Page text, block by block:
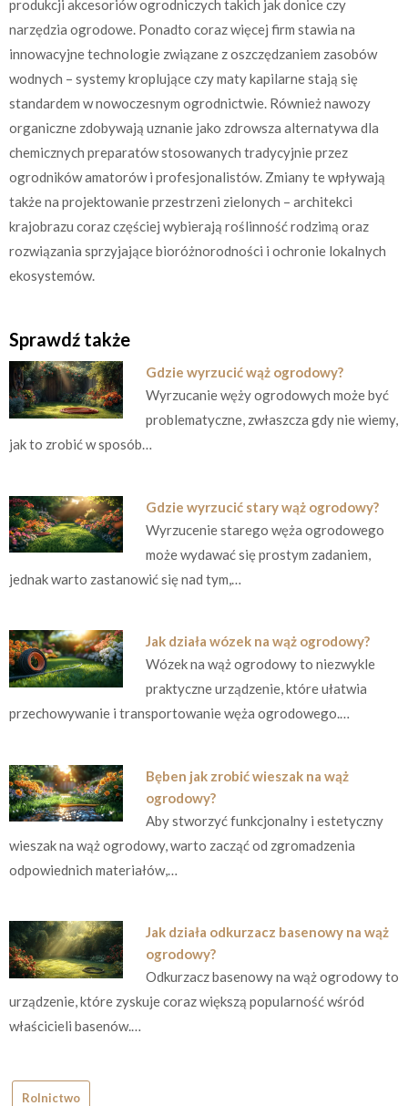
produkcji akcesoriów ogrodniczych takich jak donice czy
narzędzia ogrodowe. Ponadto coraz więcej firm stawia na
innowacyjne technologie związane z oszczędzaniem zasobów
wodnych – systemy kroplujące czy maty kapilarne stają się
standardem w nowoczesnym ogrodnictwie. Również nawozy
organiczne zdobywają uznanie jako zdrowsza alternatywa dla
chemicznych preparatów stosowanych tradycyjnie przez
ogrodników amatorów i profesjonalistów. Zmiany te wpływają
także na projektowanie przestrzeni zielonych – architekci
krajobrazu coraz częściej wybierają roślinność rodzimą oraz
rozwiązania sprzyjające bioróżnorodności i ochronie lokalnych
ekosystemów.
Sprawdź także
Gdzie wyrzucić wąż ogrodowy?
Wyrzucanie węży ogrodowych może być
problematyczne, zwłaszcza gdy nie wiemy,
jak to zrobić w sposób…
Gdzie wyrzucić stary wąż ogrodowy?
Wyrzucenie starego węża ogrodowego
może wydawać się prostym zadaniem,
jednak warto zastanowić się nad tym,…
Jak działa wózek na wąż ogrodowy?
Wózek na wąż ogrodowy to niezwykle
praktyczne urządzenie, które ułatwia
przechowywanie i transportowanie węża ogrodowego.…
Bęben jak zrobić wieszak na wąż
ogrodowy?
Aby stworzyć funkcjonalny i estetyczny
wieszak na wąż ogrodowy, warto zacząć od zgromadzenia
odpowiednich materiałów,…
Jak działa odkurzacz basenowy na wąż
ogrodowy?
Odkurzacz basenowy na wąż ogrodowy to
urządzenie, które zyskuje coraz większą popularność wśród
właścicieli basenów.…
Rolnictwo